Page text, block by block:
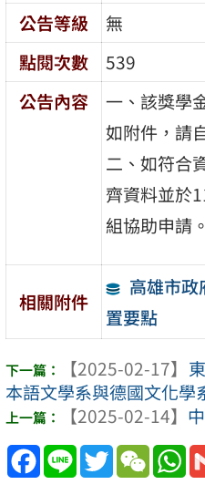
公告等級
無
點閱次數
539
公告內容
一、該獎學
如附件，請
二、如符合
齊資料並於
組協助申請。
相關附件
高雄市政
置要點
【2025-02-17】
本語文學系與德國文化學
【2025-02-14】
Facebook
Line Twitter